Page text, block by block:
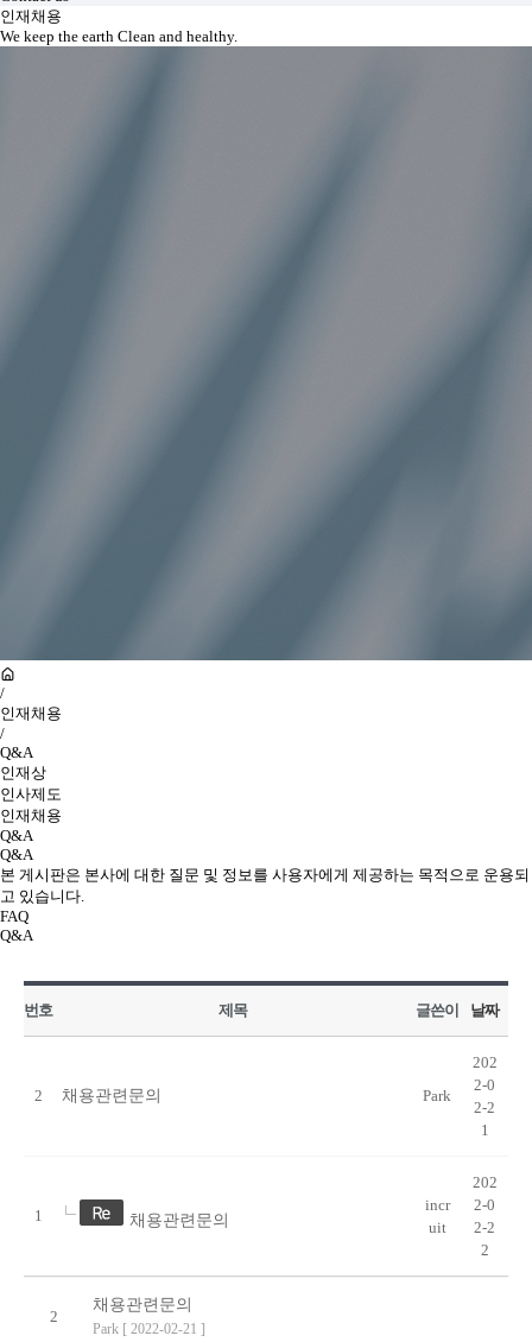
인재채용
We keep the earth Clean and healthy.
/
인재채용
/
Q&A
인재상
인사제도
인재채용
Q&A
Q&A
본 게시판은 본사에 대한 질문 및 정보를 사용자에게 제공하는 목적으로 운용되
고 있습니다.
FAQ
Q&A
번호 제목 글쓴이 날짜
2 채용관련문의 Park
202
2-0
2-2
1
1 채용관련문의
incr
uit
202
2-0
2-2
2
2
채용관련문의
Park [ 2022-02-21 ]